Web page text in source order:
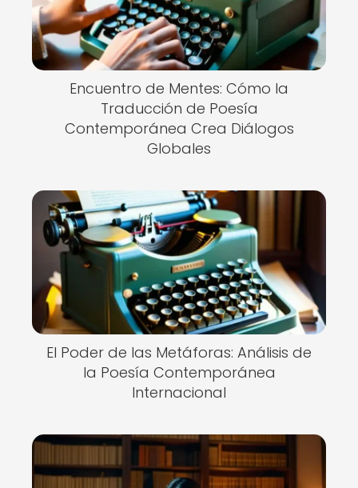
Encuentro de Mentes: Cómo la
Traducción de Poesía
Contemporánea Crea Diálogos
Globales
El Poder de las Metáforas: Análisis de
la Poesía Contemporánea
Internacional